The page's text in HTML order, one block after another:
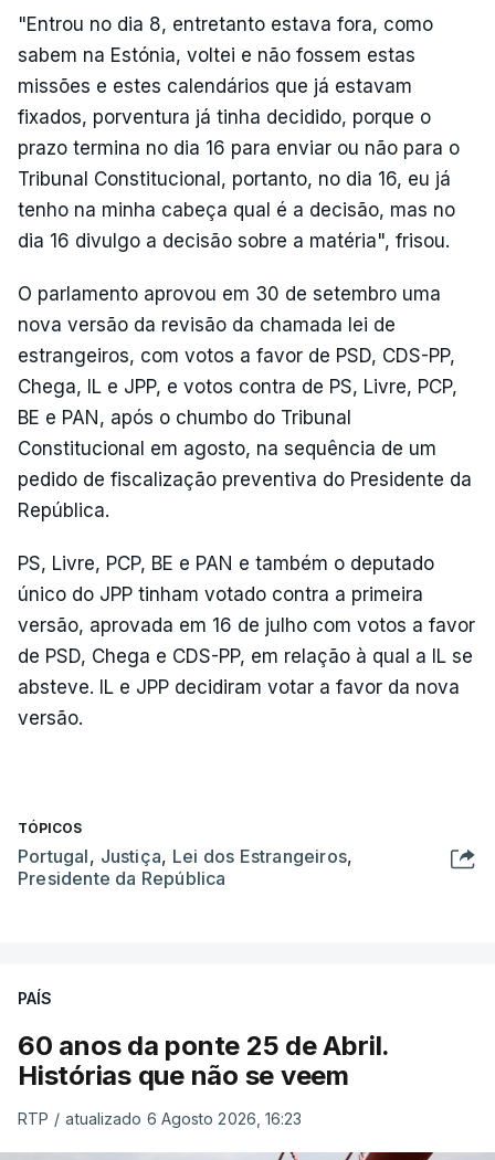
"Entrou no dia 8, entretanto estava fora, como
sabem na Estónia, voltei e não fossem estas
missões e estes calendários que já estavam
fixados, porventura já tinha decidido, porque o
prazo termina no dia 16 para enviar ou não para o
Tribunal Constitucional, portanto, no dia 16, eu já
tenho na minha cabeça qual é a decisão, mas no
dia 16 divulgo a decisão sobre a matéria", frisou.
O parlamento aprovou em 30 de setembro uma
nova versão da revisão da chamada lei de
estrangeiros, com votos a favor de PSD, CDS-PP,
Chega, IL e JPP, e votos contra de PS, Livre, PCP,
BE e PAN, após o chumbo do Tribunal
Constitucional em agosto, na sequência de um
pedido de fiscalização preventiva do Presidente da
República.
PS, Livre, PCP, BE e PAN e também o deputado
único do JPP tinham votado contra a primeira
versão, aprovada em 16 de julho com votos a favor
de PSD, Chega e CDS-PP, em relação à qual a IL se
absteve. IL e JPP decidiram votar a favor da nova
versão.
TÓPICOS
Portugal, Justiça, Lei dos Estrangeiros,
Presidente da República
PAÍS
60 anos da ponte 25 de Abril.
Histórias que não se veem
RTP / atualizado 6 Agosto 2026, 16:23